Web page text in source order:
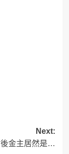
Next:
金主居然是…